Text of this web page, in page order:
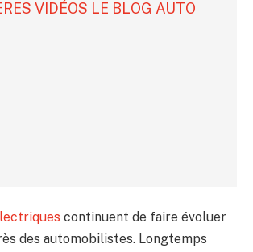
VIDÉOS LE BLOG AUTO
continuent de faire évoluer
des automobilistes. Longtemps